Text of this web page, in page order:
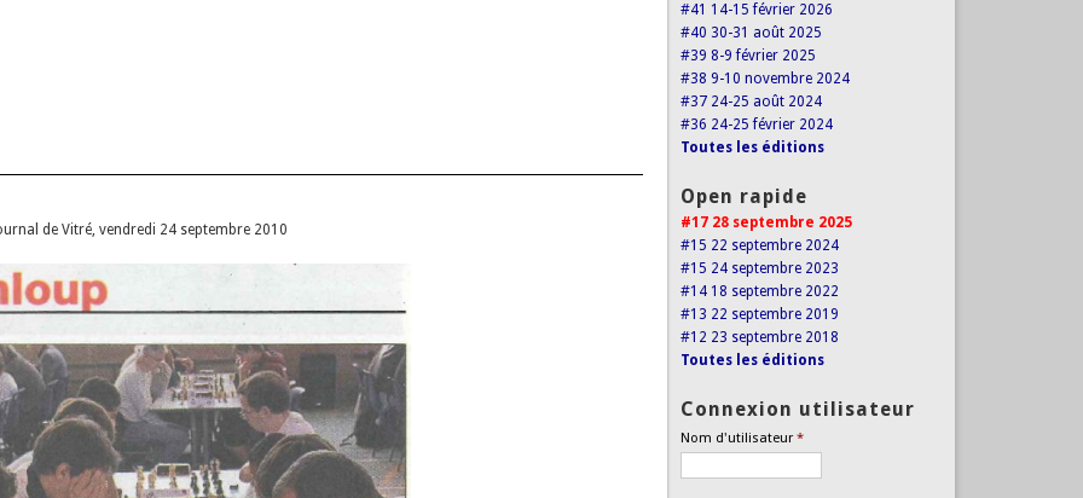
de Vitré, vendredi 24 septembre 2010
#41 14-15 février 2026
#40 30-31 août 2025
#39 8-9 février 2025
#38 9-10 novembre 2024
#37 24-25 août 2024
#36 24-25 février 2024
Toutes les éditions
Open rapide
#17 28 septembre 2025
#15 22 septembre 2024
#15 24 septembre 2023
#14 18 septembre 2022
#13 22 septembre 2019
#12 23 septembre 2018
Toutes les éditions
Connexion utilisateur
Nom d'utilisateur*